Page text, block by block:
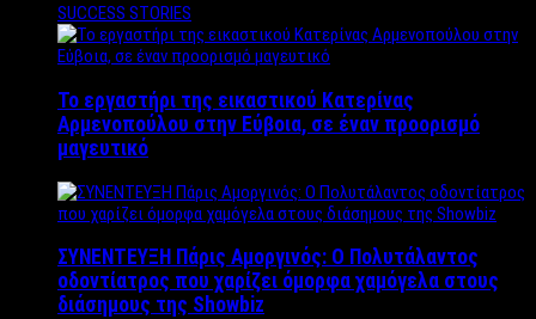
SUCCESS STORIES
Το εργαστήρι της εικαστικού Κατερίνας
Αρμενοπούλου στην Εύβοια, σε έναν προορισμό
μαγευτικό
ΣΥΝΕΝΤΕΥΞΗ Πάρις Αμοργινός: O Πολυτάλαντος
οδοντίατρος που χαρίζει όμορφα χαμόγελα στους
διάσημους της Showbiz